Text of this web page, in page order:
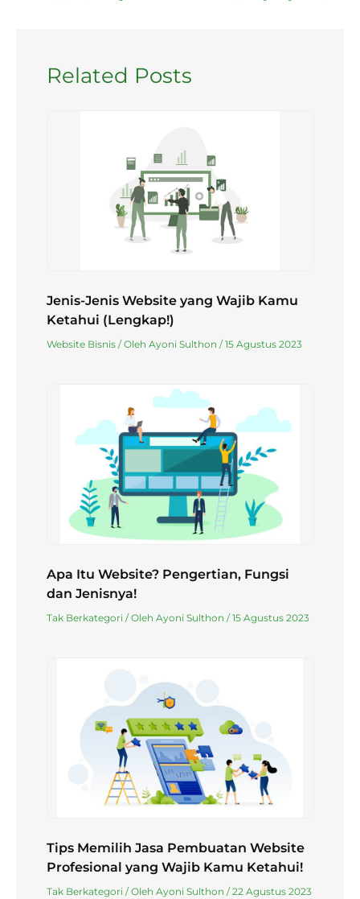
Related Posts
Jenis-Jenis Website yang Wajib Kamu
Ketahui (Lengkap!)
Website Bisnis/ Oleh Ayoni Sulthon /15 Agustus 2023
Apa Itu Website? Pengertian, Fungsi
dan Jenisnya!
Tak Berkategori / Oleh Ayoni Sulthon /15 Agustus 2023
Tips Memilih Jasa Pembuatan Website
Profesional yang Wajib Kamu Ketahui!
Tak Berkategori / Oleh Ayoni Sulthon /22 Agustus 2023